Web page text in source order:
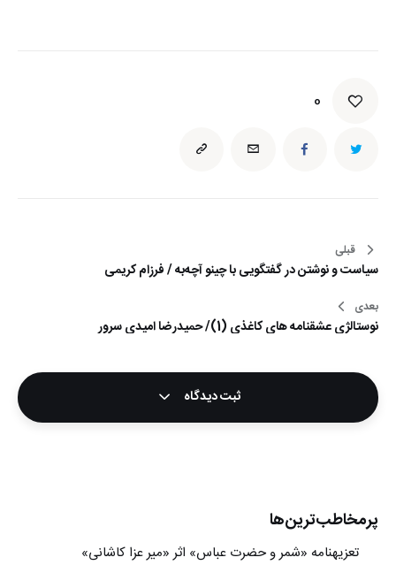
0
راهبری
نوشته
قبلی
سیاست و نوشتن در گفتگویی با چینو آچه‌به / فرزام کریمی
بعدی
نوستالژی عشقنامه های کاغذی (1)/ حمیدرضا امیدی سرور
ثبت دیدگاه
پرمخاطب‌ترین‌ها
تعزیه‎نامه‏ «شمر و حضرت عباس» اثر «میر عزا کاشانی»